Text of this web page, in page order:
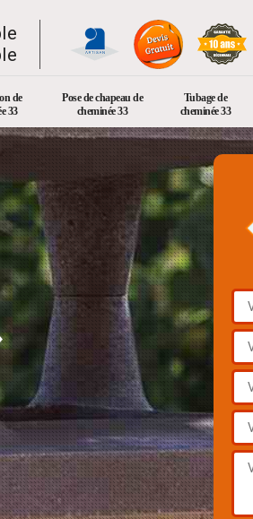
de
33
Pose de chapeau de
cheminée 33
Tubage de
cheminée 33